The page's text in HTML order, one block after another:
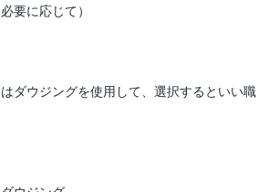
要に応じて）
ダウジングを使用して、選択するといい職